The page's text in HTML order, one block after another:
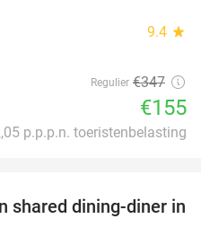
9.4 star
Regulier €347
€155
p.p.p.n. toeristenbelasting
36%
shared dining-diner in